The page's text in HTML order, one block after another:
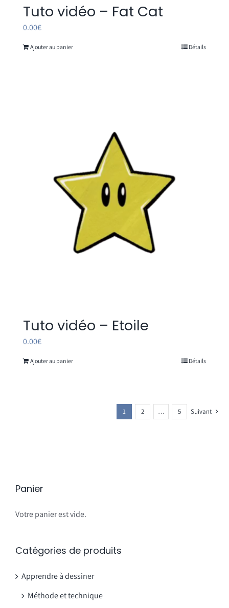
Tuto vidéo – Fat Cat
0.00€
Ajouter au panier Détails
Tuto vidéo – Etoile
0.00€
Ajouter au panier Détails
1 2 … 5 Suivant
Panier
Votre panier est vide.
Catégories de produits
Apprendre à dessiner
Méthode et technique